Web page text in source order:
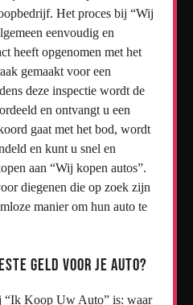
Het proces bij “Wij
eenvoudig en
heeft opgenomen met het
gemaakt voor een
deze inspectie wordt de
en ontvangt u een
gaat met het bod, wordt
en kunt u snel en
aan “Wij kopen autos”.
diegenen die op zoek zijn
manier om hun auto te
geld voor je auto?
“Ik Koop Uw Auto” is: waar